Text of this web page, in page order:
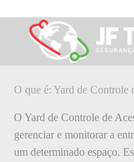
para
conteúdoO que é: Yard
O que é: Yard de Controle
O Yard de Controle de
gerenciar e monitorar a
um determinado espaço.